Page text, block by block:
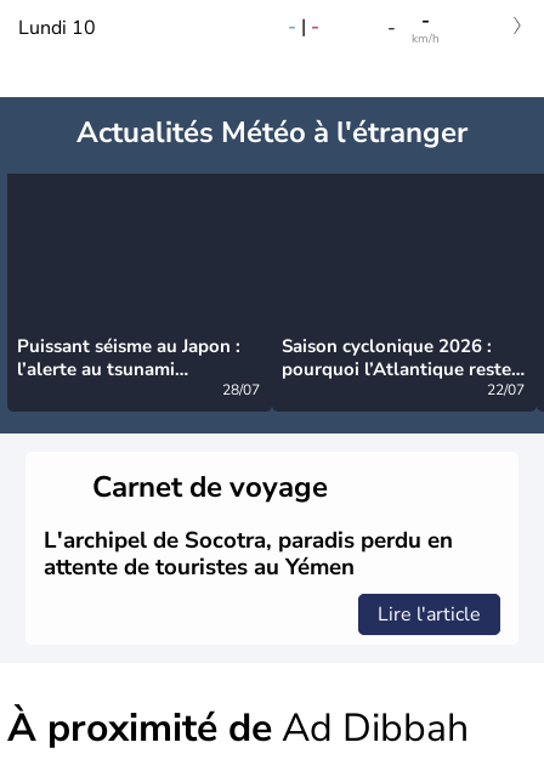
Lundi 10 - | - - -
km/h
Actualités Météo à l'étranger
Puissant séisme au Japon :
l’alerte au tsunami
28/07
Saison cyclonique 2026 :
pourquoi l’Atlantique reste
22/07
Carnet de voyage
L'archipel de Socotra, paradis perdu en
attente de touristes au Yémen
Lire l'article
À proximité deAd Dibbah